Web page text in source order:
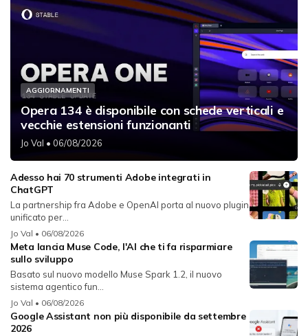
AGGIORNAMENTI
Opera 134 è disponibile con schede verticali e
vecchie estensioni funzionanti
Jo Val • 06/08/2026
Adesso hai 70 strumenti Adobe integrati in
ChatGPT
La partnership fra Adobe e OpenAI porta al nuovo plugin
unificato per...
Jo Val • 06/08/2026
Meta lancia Muse Code, l'AI che ti fa risparmiare
sullo sviluppo
Basato sul nuovo modello Muse Spark 1.2, il nuovo
sistema agentico fun...
Jo Val • 06/08/2026
Google Assistant non più disponibile da settembre
2026